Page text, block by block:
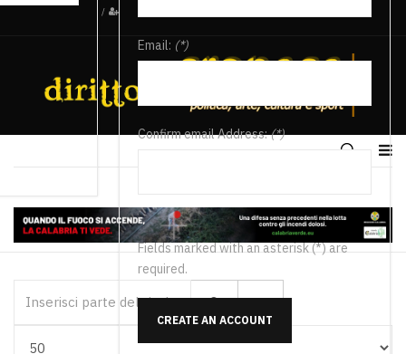
/
Email: (*)
Confirm email Address:(*)
Fields marked with an asterisk (*) are
required.
CREATE AN ACCOUNT